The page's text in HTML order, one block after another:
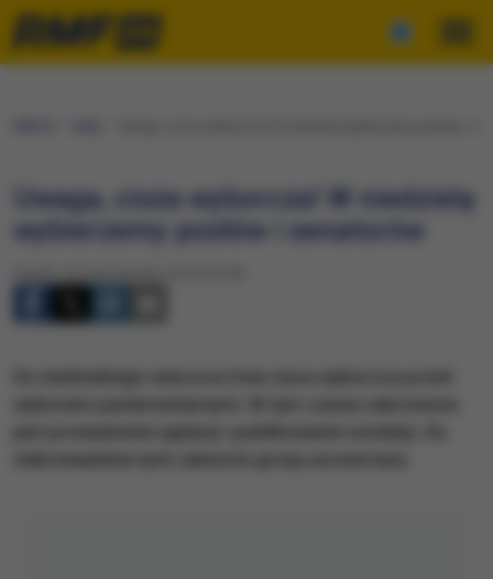
Uwaga, cisza wyborcza! W niedzielę
wybierzemy posłów i senatorów